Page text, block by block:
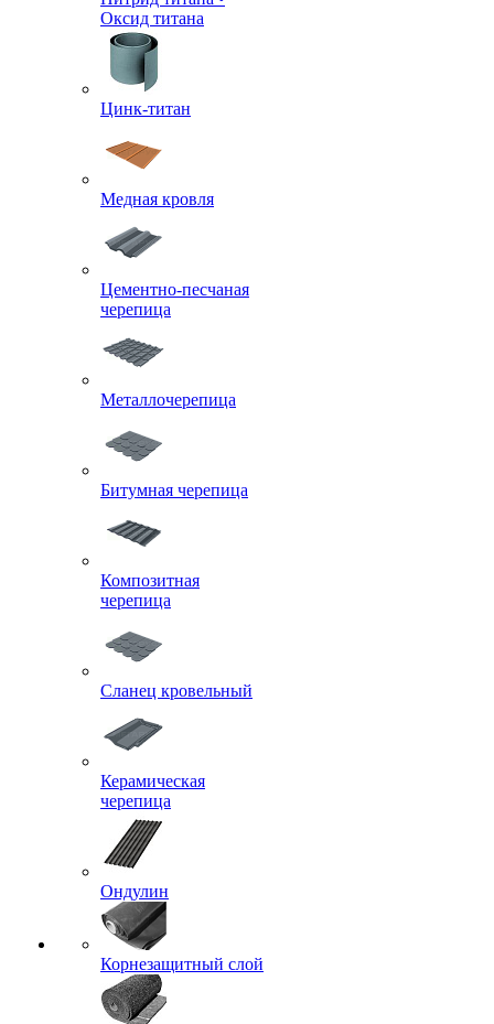
Оксид титана
Цинк-титан
Медная кровля
Цементно-песчаная
черепица
Металлочерепица
Битумная черепица
Композитная
черепица
Сланец кровельный
Керамическая
черепица
Ондулин
Корнезащитный слой